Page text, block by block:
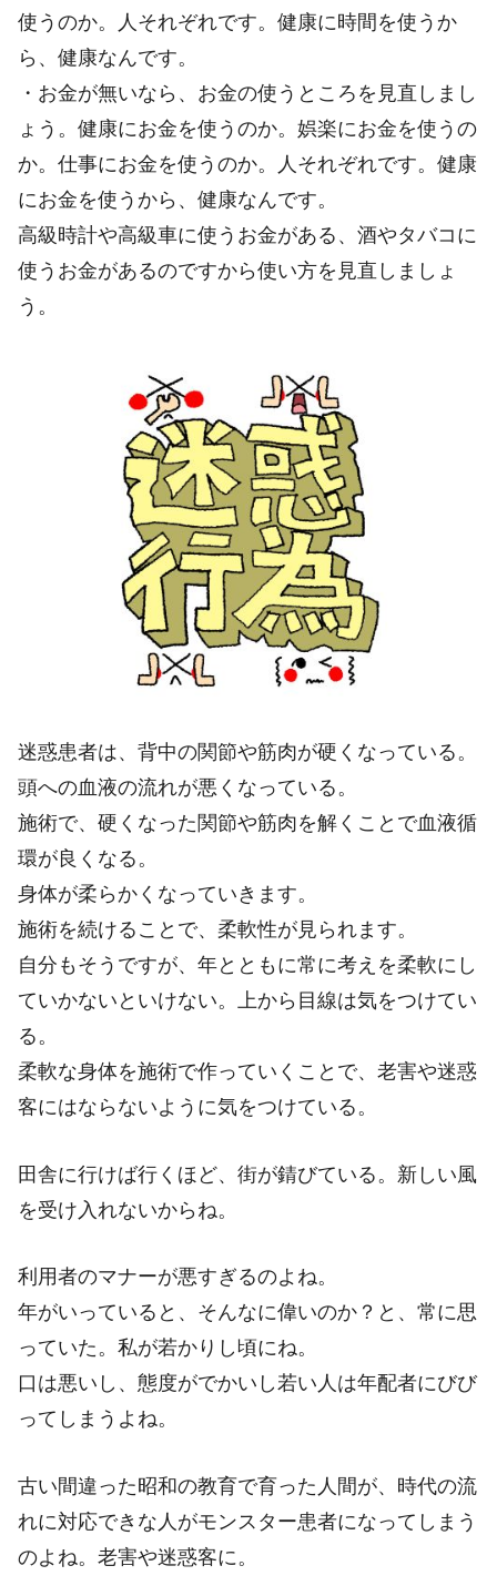
使うのか。人それぞれです。健康に時間を使うか
ら、健康なんです。
・お金が無いなら、お金の使うところを見直しまし
ょう。健康にお金を使うのか。娯楽にお金を使うの
か。仕事にお金を使うのか。人それぞれです。健康
にお金を使うから、健康なんです。
高級時計や高級車に使うお金がある、酒やタバコに
使うお金があるのですから使い方を見直しましょ
う。
迷惑患者は、背中の関節や筋肉が硬くなっている。
頭への血液の流れが悪くなっている。
施術で、硬くなった関節や筋肉を解くことで血液循
環が良くなる。
身体が柔らかくなっていきます。
施術を続けることで、柔軟性が見られます。
自分もそうですが、年とともに常に考えを柔軟にし
ていかないといけない。上から目線は気をつけてい
る。
柔軟な身体を施術で作っていくことで、老害や迷惑
客にはならないように気をつけている。
田舎に行けば行くほど、街が錆びている。新しい風
を受け入れないからね。
利用者のマナーが悪すぎるのよね。
年がいっていると、そんなに偉いのか？と、常に思
っていた。私が若かりし頃にね。
口は悪いし、態度がでかいし若い人は年配者にびび
ってしまうよね。
古い間違った昭和の教育で育った人間が、時代の流
れに対応できな人がモンスター患者になってしまう
のよね。老害や迷惑客に。